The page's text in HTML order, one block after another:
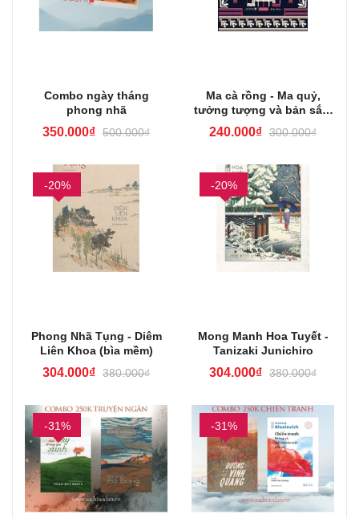
Combo ngày tháng
phong nhã
350.000₫ 500.000₫
Ma cà rồng - Ma quỷ,
tưởng tượng và bản sắc,
xã hội Thái (bìa mềm)
240.000₫ 300.000₫
-20%
Phong Nhã Tụng - Diêm
Liên Khoa (bìa mềm)
304.000₫ 380.000₫
-20%
Mong Manh Hoa Tuyết -
Tanizaki Junichiro
304.000₫ 380.000₫
-31% -31%